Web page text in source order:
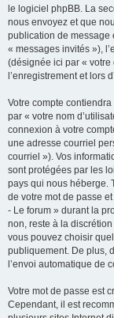
le logiciel phpBB. La
nous envoyez et que
publication de message
« messages invités »),
(désignée ici par «
l’enregistrement et lors
Votre compte
par « votre nom
connexion à votre
une adresse courriel
courriel »). Vos
sont protégées par les
pays qui nous héberge.
de votre mot de passe
- Le forum » durant la
non, reste à la
vous pouvez choisir
publiquement. De plus,
l’envoi automatique de
Votre mot de passe est
Cependant, il est